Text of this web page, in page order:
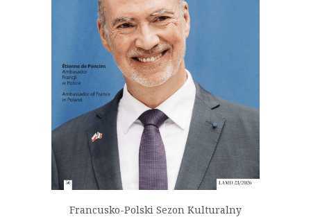
Francusko-Polski Sezon Kulturalny